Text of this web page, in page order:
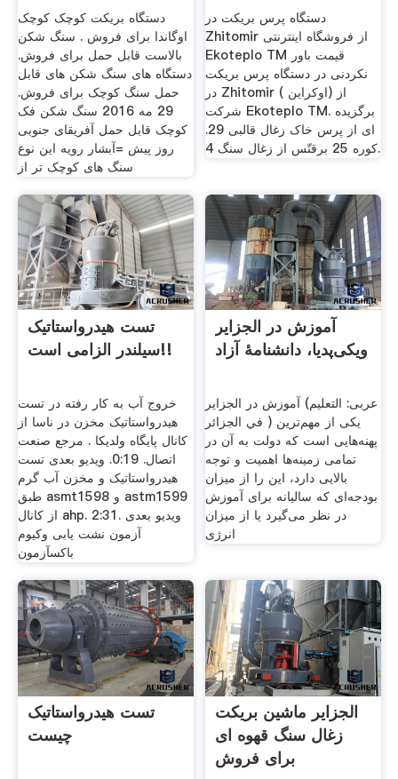
دستگاه بریکت کوچک کوچک
اوگاندا برای فروش . سنگ شکن
بالاست قابل حمل برای فروش.
دستگاه های سنگ شکن های قابل
حمل سنگ کوچک برای فروش.
29 مه 2016 سنگ شکن فک
کوچک قابل حمل آفریقای جنوبی
روز پیش =آبشار رویه این نوع
سنگ های کوچک تر از
دستگاه پرس بریکت در
Zhitomir از فروشگاه اینترنتی
Ekoteplo TM قیمت باور
نکردنی در دستگاه پرس بریکت
در Zhitomir ( اوکراين) از
شرکت Ekoteplo TM. برگزیده
ای از پرس خاک زغال قالبی 29.
کوره 25 برقتّس از زغال سنگ 4.
تست هیدرواستاتیک
سیلندر الزامی است!!
خروج آب به کار رفته در تست
هیدرواستاتیک مخزن در ناسا از
کانال پایگاه ولدیکا . مرجع صنعت
اتصال. 0:19. ویدیو بعدی تست
هیدرواستاتیک و مخزن آب گرم
طبق asmt1598 و astm1599
از کانال ahp. 2:31. ویدیو بعدی
آزمون نشت یابی وکیوم
باکسآزمون
آموزش در الجزایر
ویکی‌پدیا، دانشنامهٔ آزاد
آموزش در الجزایر (عربی: التعليم
في الجزائر ‎) یکی از مهم‌ترین
پهنه‌هایی است که دولت به آن در
تمامی زمینه‌ها اهمیت و توجه
بالایی دارد، این را از میزان
بودجه‌ای که سالیانه برای آموزش
در نظر می‌گیرد یا از میزان
انرژی
تست هیدرواستاتیک
چیست
الجزایر ماشین بریکت
زغال سنگ قهوه ای
برای فروش